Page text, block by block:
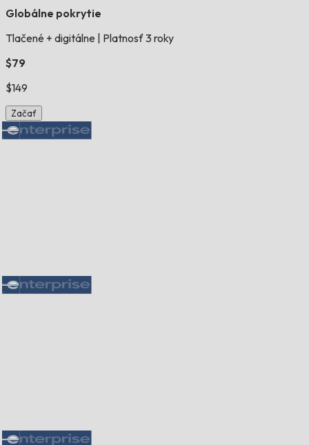
Globálne pokrytie
Tlačené + digitálne
Platnosť 3 roky
$79
$149
Začať